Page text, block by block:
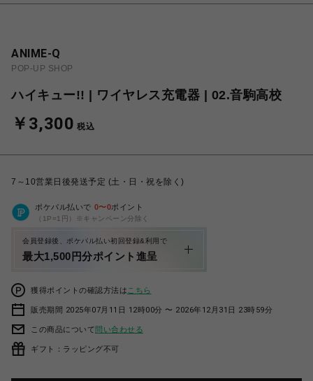
ANIME-Q
POP-UP SHOP
ハイキュー!! | ワイヤレス充電器 | 02.音駒高校
￥3,300 税込
7～10営業日後発送予定 (土・日・祝を除く)
ポケパル払いで 0〜0ポイント
（1P=1円）※キャンペーン分除く
会員登録後、ポケパル払い初回登録&利用で
最大1,500円分ポイント進呈
獲得ポイントの確認方法は こちら
販売期間 2025年07月11日 12時00分 〜 2026年12月31日 23時59分
この商品について問い合わせる
ギフト：ラッピング不可